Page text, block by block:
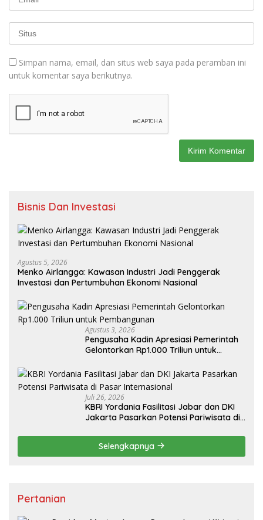
Simpan nama, email, dan situs web saya pada peramban ini
untuk komentar saya berikutnya.
Bisnis Dan Investasi
Agustus 5, 2026
Menko Airlangga: Kawasan Industri Jadi Penggerak
Investasi dan Pertumbuhan Ekonomi Nasional
Agustus 3, 2026
Pengusaha Kadin Apresiasi Pemerintah
Gelontorkan Rp1.000 Triliun untuk
Juli 26, 2026
KBRI Yordania Fasilitasi Jabar dan DKI
Jakarta Pasarkan Potensi Pariwisata di
Selengkapnya
Pertanian